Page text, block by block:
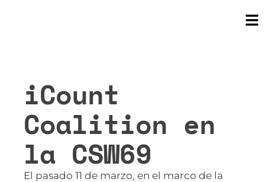
iCount
Coalition en
la CSW69
El pasado 11 de marzo, en el marco de la